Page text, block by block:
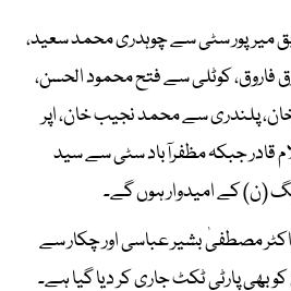
میرپور سٹی سے چوہدری محمد سعید،
کوٹلی سے فتح محمود الحسن،
پلندری سے محمد نجیب خان، اپر
قادر جبکہ مظفرآباد سٹی سے سید
(ن) کے امیدوار ہوں گے۔
مصطفیٰ بشیر عباسی اور چکار سے
بھی پارٹی ٹکٹ جاری کر دیا گیا ہے۔